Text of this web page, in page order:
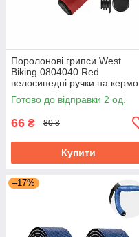
Поролонові грипси West
Biking 0804040 Red
велосипедні ручки на кермо
велосипеда
Готово до відправки 2 од.
66 ₴ 80 ₴
Купити
–17%